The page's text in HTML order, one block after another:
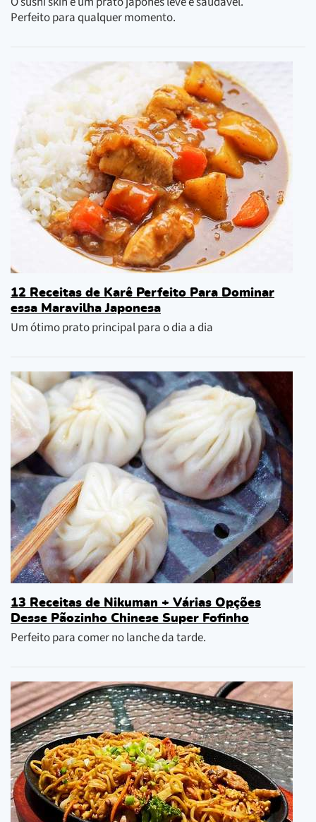
Perfeito para qualquer momento.
12 Receitas de Karê Perfeito Para Dominar
essa Maravilha Japonesa
Um ótimo prato principal para o dia a dia
13 Receitas de Nikuman + Várias Opções
Desse Pãozinho Chinese Super Fofinho
Perfeito para comer no lanche da tarde.